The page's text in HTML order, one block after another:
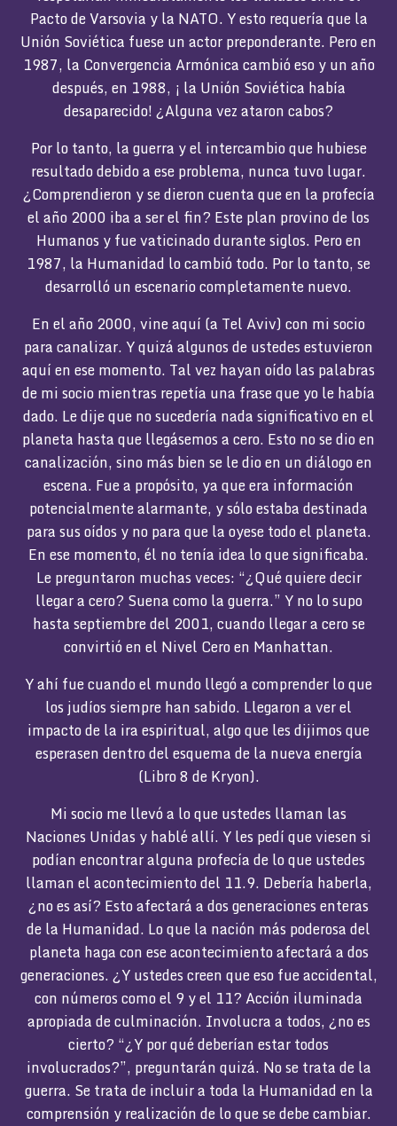
Pacto de Varsovia y la NATO. Y esto requería que la
Unión Soviética fuese un actor preponderante. Pero en
1987, la Convergencia Armónica cambió eso y un año
después, en 1988, ¡ la Unión Soviética había
desaparecido! ¿Alguna vez ataron cabos?
Por lo tanto, la guerra y el intercambio que hubiese
resultado debido a ese problema, nunca tuvo lugar.
¿Comprendieron y se dieron cuenta que en la profecía
el año 2000 iba a ser el fin? Este plan provino de los
Humanos y fue vaticinado durante siglos. Pero en
1987, la Humanidad lo cambió todo. Por lo tanto, se
desarrolló un escenario completamente nuevo.
En el año 2000, vine aquí (a Tel Aviv) con mi socio
para canalizar. Y quizá algunos de ustedes estuvieron
aquí en ese momento. Tal vez hayan oído las palabras
de mi socio mientras repetía una frase que yo le había
dado. Le dije que no sucedería nada significativo en el
planeta hasta que llegásemos a cero. Esto no se dio en
canalización, sino más bien se le dio en un diálogo en
escena. Fue a propósito, ya que era información
potencialmente alarmante, y sólo estaba destinada
para sus oídos y no para que la oyese todo el planeta.
En ese momento, él no tenía idea lo que significaba.
Le preguntaron muchas veces: “¿Qué quiere decir
llegar a cero? Suena como la guerra.” Y no lo supo
hasta septiembre del 2001, cuando llegar a cero se
convirtió en el Nivel Cero en Manhattan.
Y ahí fue cuando el mundo llegó a comprender lo que
los judíos siempre han sabido. Llegaron a ver el
impacto de la ira espiritual, algo que les dijimos que
esperasen dentro del esquema de la nueva energía
(Libro 8 de Kryon).
Mi socio me llevó a lo que ustedes llaman las
Naciones Unidas y hablé allí. Y les pedí que viesen si
podían encontrar alguna profecía de lo que ustedes
llaman el acontecimiento del 11.9. Debería haberla,
¿no es así? Esto afectará a dos generaciones enteras
de la Humanidad. Lo que la nación más poderosa del
planeta haga con ese acontecimiento afectará a dos
generaciones. ¿Y ustedes creen que eso fue accidental,
con números como el 9 y el 11? Acción iluminada
apropiada de culminación. Involucra a todos, ¿no es
cierto? “¿Y por qué deberían estar todos
involucrados?”, preguntarán quizá. No se trata de la
guerra. Se trata de incluir a toda la Humanidad en la
comprensión y realización de lo que se debe cambiar.